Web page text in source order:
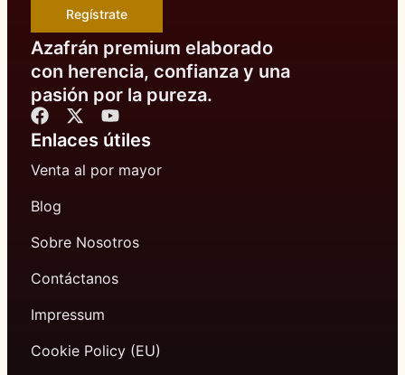
Regístrate
Azafrán premium elaborado
con herencia, confianza y una
pasión por la pureza.
Enlaces útiles
Venta al por mayor
Blog
Sobre Nosotros
Contáctanos
Impressum
Cookie Policy (EU)